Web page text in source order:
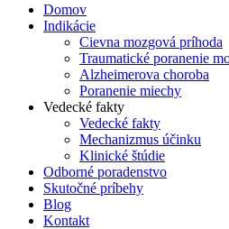
Domov
Indikácie
Cievna mozgová príhoda
Traumatické poranenie
Alzheimerova choroba
Poranenie miechy
Vedecké fakty
Vedecké fakty
Mechanizmus účinku
Klinické štúdie
Odborné poradenstvo
Skutočné príbehy
Blog
Kontakt